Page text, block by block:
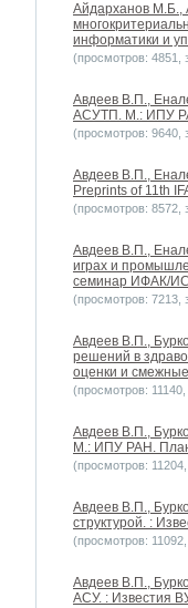
Айдарханов М.Б.,
информатики и
(просмотров: 4851,
Авдеев В.П.,
АСУТП. М.: ИПУ
(просмотров: 9640,
Авдеев В.П.,
Preprints of 11th
(просмотров: 8572,
Авдеев В.П.,
играх и
семинар ИФАК/
(просмотров: 7213,
Авдеев В.П.,
решений в
оценки и
(просмотров:
Авдеев В.П.,
М.: ИПУ РАН.
(просмотров:
Авдеев В.П.,
структурой. :
(просмотров:
Авдеев В.П.,
АСУ. : Известия